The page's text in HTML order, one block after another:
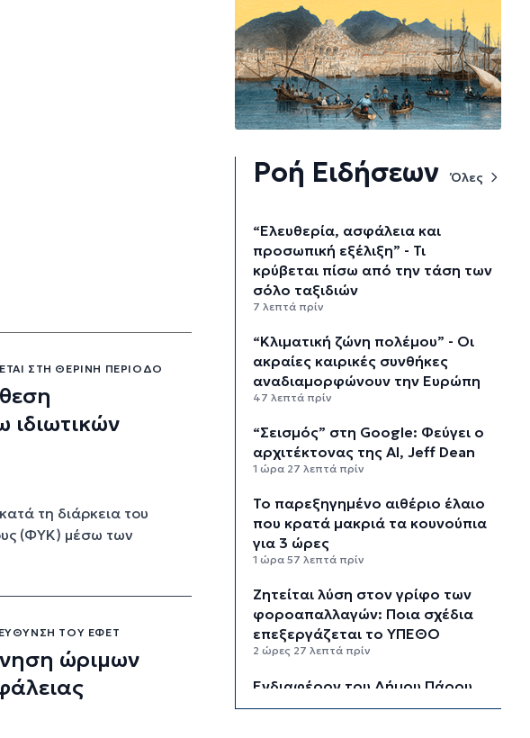
ΣΤΗ ΘΕΡΙΝΉ ΠΕΡΊΟΔΟ
τη διάρκεια του
(ΦΥΚ) μέσω των
ΤΟΥ ΕΦΕΤ
ώριμων
Ροή Ειδήσεων Όλες
“Ελευθερία, ασφάλεια και
προσωπική εξέλιξη” - Τι
κρύβεται πίσω από την τάση των
σόλο ταξιδιών
7 λεπτά πρίν
“Κλιματική ζώνη πολέμου” - Οι
ακραίες καιρικές συνθήκες
αναδιαμορφώνουν την Ευρώπη
47 λεπτά πρίν
“Σεισμός” στη Google: Φεύγει ο
αρχιτέκτονας της AI, Jeff Dean
1 ώρα 27 λεπτά πρίν
Το παρεξηγημένο αιθέριο έλαιο
που κρατά μακριά τα κουνούπια
για 3 ώρες
1 ώρα 57 λεπτά πρίν
Ζητείται λύση στον γρίφο των
φοροαπαλλαγών: Ποια σχέδια
επεξεργάζεται το ΥΠΕΘΟ
2 ώρες 27 λεπτά πρίν
Ενδιαφέρον του Δήμου Πάρου
για τη στέγαση των